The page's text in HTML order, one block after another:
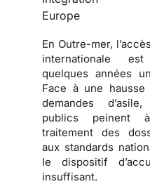
Europe
En Outre-mer,
internationale
quelques années
Face à une
demandes
publics peinent
traitement des
aux standards
le dispositif
insuffisant.